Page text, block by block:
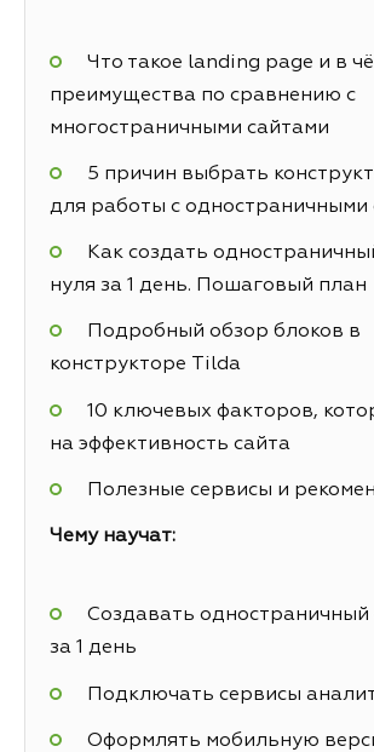
Что такое landing page и в
преимущества по сравнению с
многостраничными сайтами
5 причин выбрать
для работы с одностраничными
Как создать
нуля за 1 день. Пошаговый план
Подробный обзор блоков в
конструкторе Tilda
10 ключевых факторов,
на эффективность сайта
Полезные сервисы и
Чему научат:
Создавать одностраничный
за 1 день
Подключать сервисы
Оформлять мобильную